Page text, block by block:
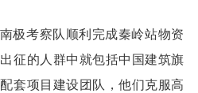
极考察队顺利完成秦岭站物资
征的人群中就包括中国建筑旗
套项目建设团队，他们克服高